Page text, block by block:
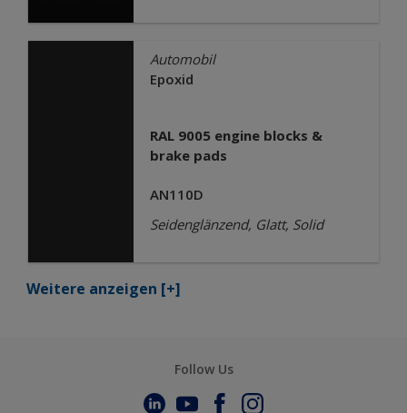
Automobil
Epoxid
RAL 9005 engine blocks &
brake pads
AN110D
Seidenglänzend, Glatt, Solid
Weitere anzeigen [+]
Follow Us